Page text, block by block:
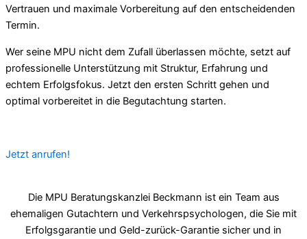
Vertrauen und maximale Vorbereitung auf den entscheidenden
Termin.
Wer seine MPU nicht dem Zufall überlassen möchte, setzt auf
professionelle Unterstützung mit Struktur, Erfahrung und
echtem Erfolgsfokus. Jetzt den ersten Schritt gehen und
optimal vorbereitet in die Begutachtung starten.
Jetzt anrufen!
Die MPU Beratungskanzlei Beckmann ist ein Team aus
ehemaligen Gutachtern und Verkehrspsychologen, die Sie mit
Erfolgsgarantie und Geld-zurück-Garantie sicher und in